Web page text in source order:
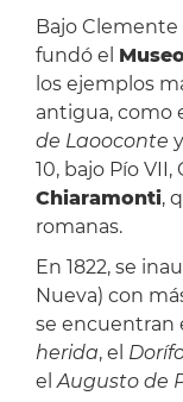
Bajo Clemente
fundó el
los ejemplos
antigua, como
de Laooconte
10, bajo Pío VII,
Chiaramonti,
romanas.
En 1822, se
Nueva) con
se encuentran
herida, el
elAugusto de